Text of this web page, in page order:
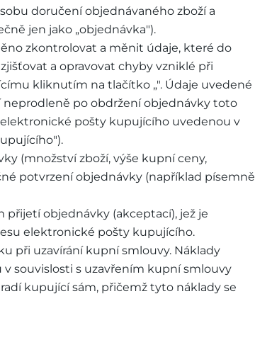
doručení objednávaného zboží a
jen jako „objednávka").
zkontrolovat a měnit údaje, které do
a opravovat chyby vzniklé při
kliknutím na tlačítko „". Údaje uvedené
neprodleně po obdržení objednávky toto
pošty kupujícího uvedenou v
(množství zboží, výše kupní ceny,
potvrzení objednávky (například písemně
objednávky (akceptací), jež je
elektronické pošty kupujícího.
při uzavírání kupní smlouvy. Náklady
souvislosti s uzavřením kupní smlouvy
kupující sám, přičemž tyto náklady se